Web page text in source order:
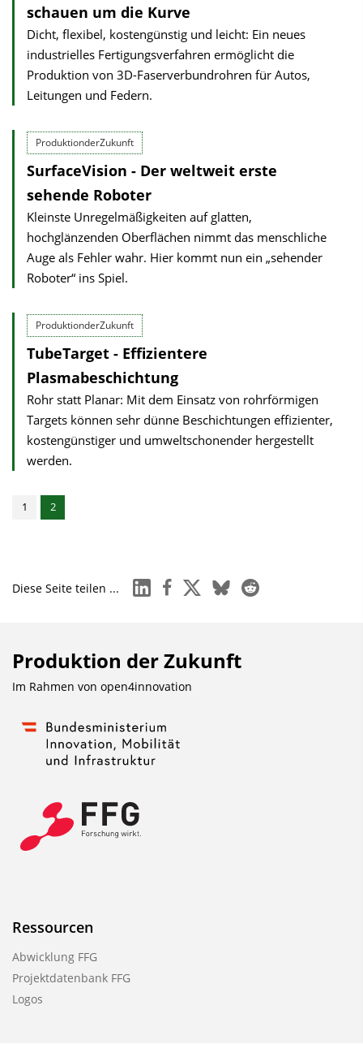
schauen um die Kurve
Dicht, flexibel, kostengünstig und leicht: Ein neues
industrielles Fertigungsverfahren ermöglicht die
Produktion von 3D-Faserverbundrohren für Autos,
Leitungen und Federn.
ProduktionderZukunft
SurfaceVision - Der weltweit erste
sehende Roboter
Kleinste Unregelmäßigkeiten auf glatten,
hochglänzenden Oberflächen nimmt das menschliche
Auge als Fehler wahr. Hier kommt nun ein „sehender
Roboter“ ins Spiel.
ProduktionderZukunft
TubeTarget - Effizientere
Plasmabeschichtung
Rohr statt Planar: Mit dem Einsatz von rohrförmigen
Targets können sehr dünne Beschichtungen effizienter,
kostengünstiger und umweltschonender hergestellt
werden.
1 2
Diese Seite teilen ... linkedinfacebook
x blueskyreddit
Produktion der Zukunft
Im Rahmen von open4innovation
Ressourcen
Abwicklung FFG
Projektdatenbank FFG
Logos